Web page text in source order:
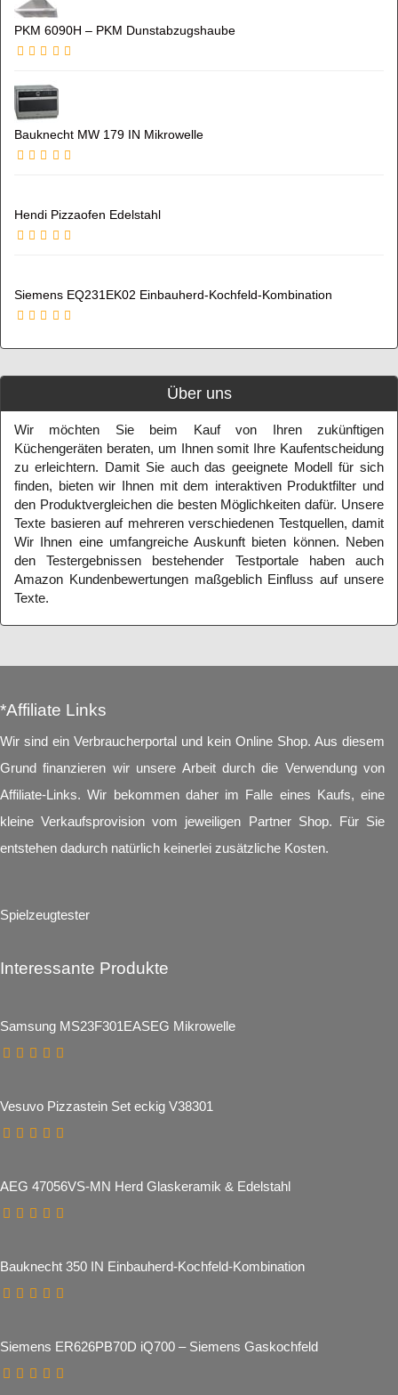
PKM 6090H – PKM Dunstabzugshaube
Bauknecht MW 179 IN Mikrowelle
Hendi Pizzaofen Edelstahl
Siemens EQ231EK02 Einbauherd-Kochfeld-Kombination
Über uns
Wir möchten Sie beim Kauf von Ihren zukünftigen
Küchengeräten beraten, um Ihnen somit Ihre Kaufentscheidung
zu erleichtern. Damit Sie auch das geeignete Modell für sich
finden, bieten wir Ihnen mit dem interaktiven Produktfilter und
den Produktvergleichen die besten Möglichkeiten dafür. Unsere
Texte basieren auf mehreren verschiedenen Testquellen, damit
Wir Ihnen eine umfangreiche Auskunft bieten können. Neben
den Testergebnissen bestehender Testportale haben auch
Amazon Kundenbewertungen maßgeblich Einfluss auf unsere
Texte.
*Affiliate Links
Wir sind ein Verbraucherportal und kein Online Shop. Aus diesem
Grund finanzieren wir unsere Arbeit durch die Verwendung von
Affiliate-Links. Wir bekommen daher im Falle eines Kaufs, eine
kleine Verkaufsprovision vom jeweiligen Partner Shop. Für Sie
entstehen dadurch natürlich keinerlei zusätzliche Kosten.
Spielzeugtester
Interessante Produkte
Samsung MS23F301EASEG Mikrowelle
Vesuvo Pizzastein Set eckig V38301
AEG 47056VS-MN Herd Glaskeramik & Edelstahl
Bauknecht 350 IN Einbauherd-Kochfeld-Kombination
Siemens ER626PB70D iQ700 – Siemens Gaskochfeld